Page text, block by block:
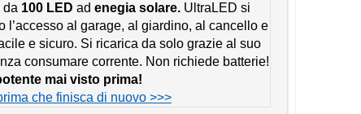
da 100 LED ad enegia solare. UltraLED si
l’accesso al garage, al giardino, al cancello e
e sicuro. Si ricarica da solo grazie al suo
consumare corrente. Non richiede batterie!
mai visto prima!
che finisca di nuovo >>>